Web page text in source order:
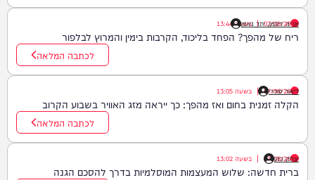
אריה זיסמן, יתד נאמן
07/08/26
| בשעה13:44
ריח של מהפך? הפחד בליכוד, הקרבות בימין והמרוץ לבלפור
לכתבה המלאה
ליאור סודרי
07/08/26
| בשעה 13:05
הקלה זמנית בחום ואז מהפך: כך ייראה מזג האוויר בשבוע הקרוב
לכתבה המלאה
יצחק כהן
07/08/26
| בשעה 13:02
ברית חדשה: שלוש המעצמות המוסלמיות בדרך להסכם הגנה